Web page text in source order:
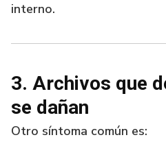
interno.
3. Archivos que
se dañan
Otro síntoma común es: